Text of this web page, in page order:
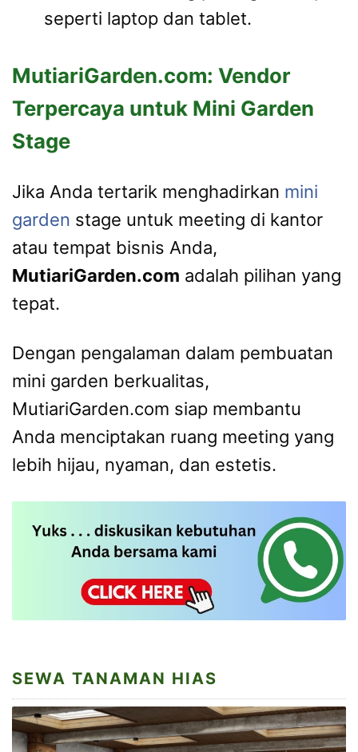
seperti laptop dan tablet.
MutiariGarden.com: Vendor
Terpercaya untuk Mini Garden
Stage
Jika Anda tertarik menghadirkan mini
garden stage untuk meeting di kantor
atau tempat bisnis Anda,
MutiariGarden.com adalah pilihan yang
tepat.
Dengan pengalaman dalam pembuatan
mini garden berkualitas,
MutiariGarden.com siap membantu
Anda menciptakan ruang meeting yang
lebih hijau, nyaman, dan estetis.
SEWA TANAMAN HIAS